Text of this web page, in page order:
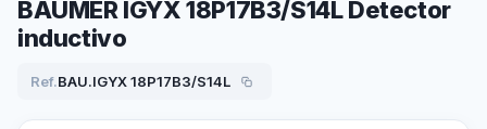
BAUMER IGYX 18P17B3/S14L Detector
inductivo
Ref.BAU.IGYX 18P17B3/S14L